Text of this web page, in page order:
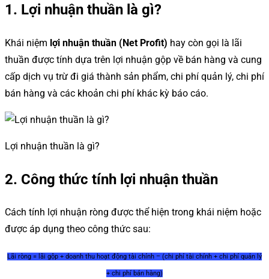
1. Lợi nhuận thuần là gì?
Khái niệm lợi nhuận thuần (Net Profit) hay còn gọi là lãi
thuần được tính dựa trên lợi nhuận gộp về bán hàng và cung
cấp dịch vụ trừ đi giá thành sản phẩm, chi phí quản lý, chi phí
bán hàng và các khoản chi phí khác kỳ báo cáo.
Lợi nhuận thuần là gì?
2. Công thức tính lợi nhuận thuần
Cách tính lợi nhuận ròng được thể hiện trong khái niệm hoặc
được áp dụng theo công thức sau:
Lãi ròng = lãi gộp + doanh thu hoạt động tài chính – (chi phí tài chính + chi phí quản lý
+ chi phí bán hàng)